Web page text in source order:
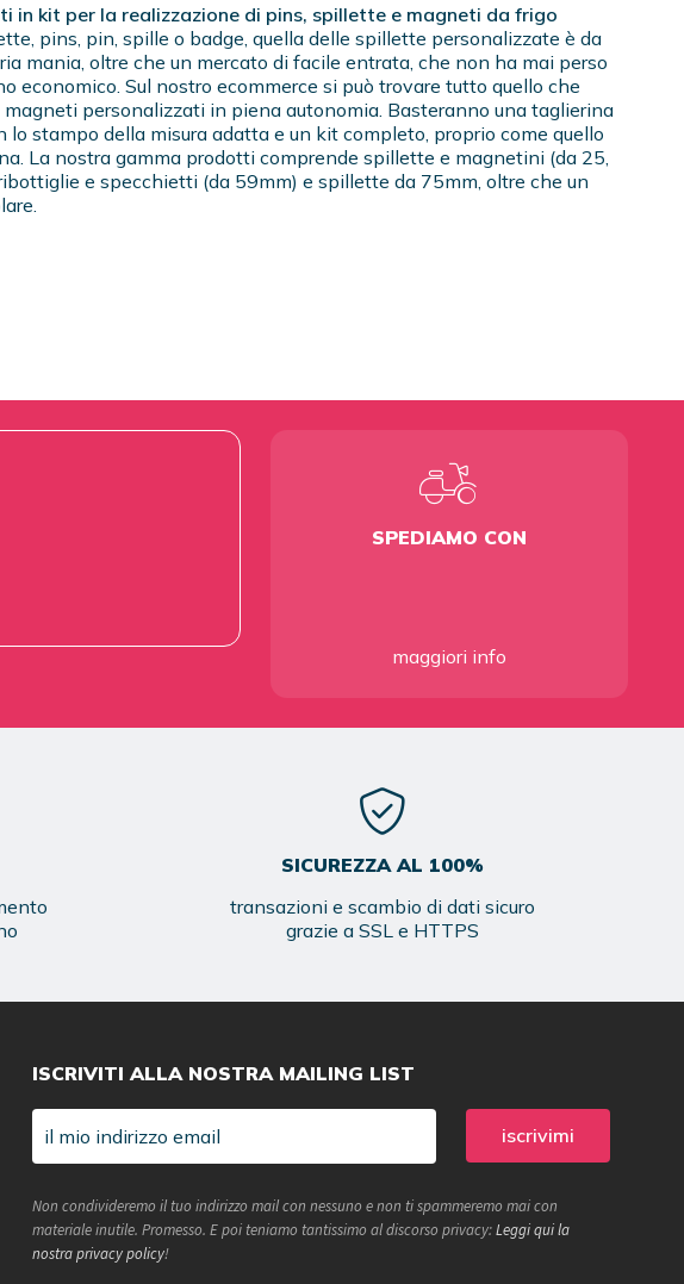
in kit per la realizzazione di pins, spillette e magneti da frigo
pins, pin, spille o badge, quella delle spillette personalizzate è da
mania, oltre che un mercato di facile entrata, che non ha mai perso
economico. Sul nostro ecommerce si può trovare tutto quello che
magneti personalizzati in piena autonomia. Basteranno una taglierina
lo stampo della misura adatta e un kit completo, proprio come quello
La nostra gamma prodotti comprende spillette e magnetini (da 25,
e specchietti (da 59mm) e spillette da 75mm, oltre che un
SPEDIAMO CON
maggiori info
SICUREZZA AL 100%
transazioni e scambio di dati sicuro
grazie a SSL e HTTPS
ISCRIVITI ALLA NOSTRA MAILING LIST
Non condivideremo il tuo indirizzo mail con nessuno e non ti spammeremo mai con
materiale inutile. Promesso. E poi teniamo tantissimo al discorso privacy:Leggi qui la
nostra privacy policy!